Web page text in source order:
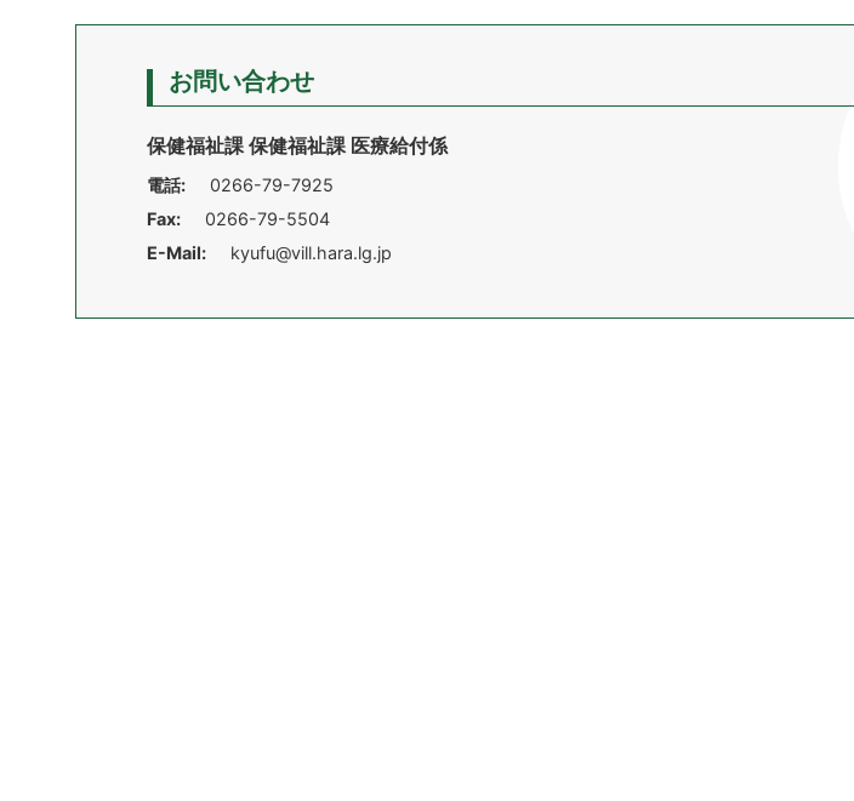
お問い合わせ
保健福祉課 保健福祉課 医療給付係
電話:
0266-79-7925
Fax:
0266-79-5504
E-Mail:
kyufu@vill.hara.lg.jp